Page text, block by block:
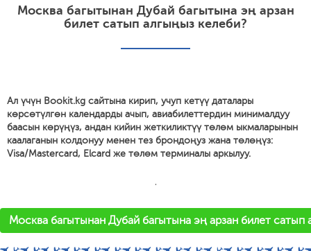
Москва багытынан Дубай багытына эң арзан
билет сатып алгыңыз келеби?
Ал үчүн Bookit.kg сайтына кирип, учуп кетүү даталары
көрсөтүлгөн календарды ачып, авиабилеттердин минималдуу
баасын көрүңүз, андан кийин жеткиликтүү төлөм ыкмаларынын
каалаганын колдонуу менен тез брондоңуз жана төлөңүз:
Visa/Mastercard, Elcard же төлөм терминалы аркылуу.
'
Москва багытынан Дубай багытына эң арзан билет сатып